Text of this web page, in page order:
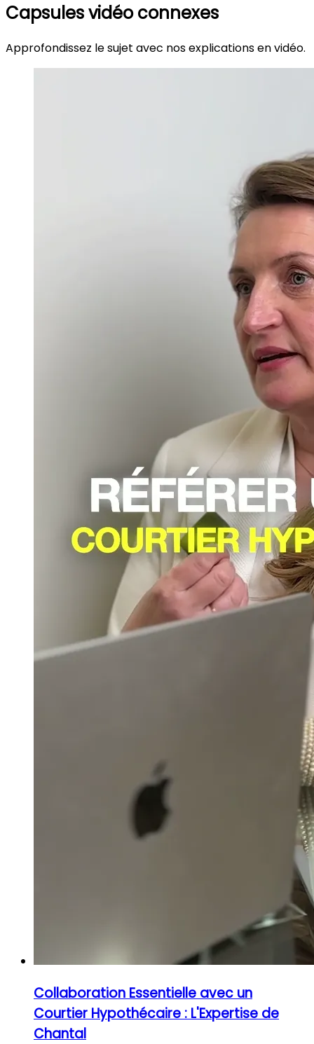
Capsules vidéo connexes
Approfondissez le sujet avec nos explications en vidéo.
Collaboration Essentielle avec un
Courtier Hypothécaire : L'Expertise de
Chantal